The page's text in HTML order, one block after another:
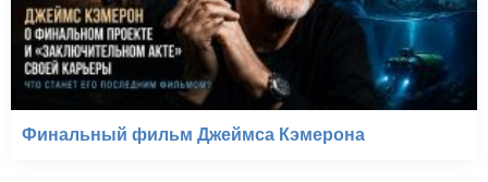
Финальный фильм Джеймса Кэмерона